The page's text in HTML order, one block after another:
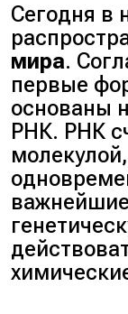
Сегодня в
мира.
первые
основаны
РНК. РНК